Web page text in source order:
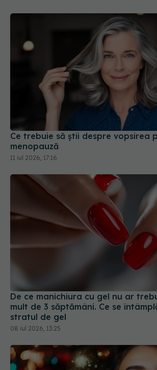
Ce trebuie să știi despre vopsirea
menopauză
De ce manichiura cu gel nu ar
mult de 3 săptămâni. Ce se
08 iul 2026, 13:25